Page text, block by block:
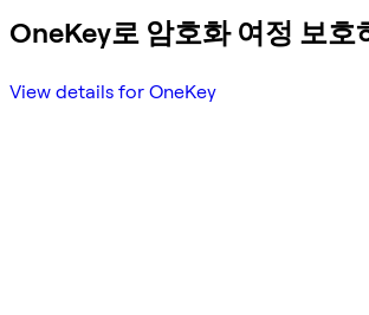
OneKey로 암호화 여정 보호
View details for OneKey